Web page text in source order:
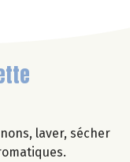
laver, sécher